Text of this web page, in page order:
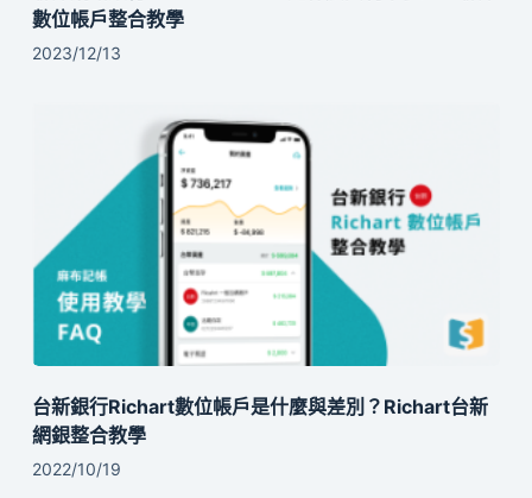
數位帳戶整合教學
2023/12/13
台新銀行Richart數位帳戶是什麼與差別？Richart台新
網銀整合教學
2022/10/19